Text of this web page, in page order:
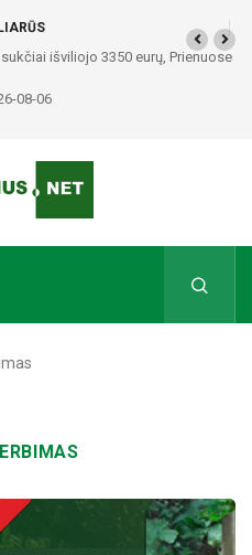
išviliojo 3350 eurų, Prienuose
rajone rasti du mirę žmonės
08-06